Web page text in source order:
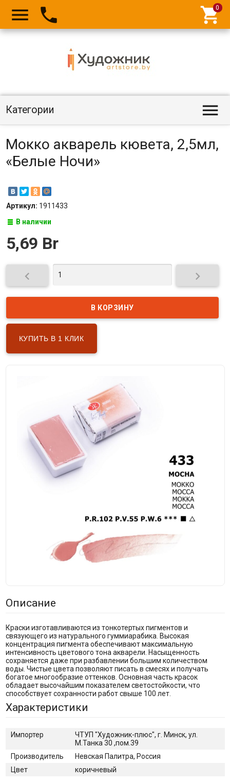
  
Категории 
Мокко акварель кювета, 2,5мл,
«Белые Ночи»
Артикул: 1911433
В наличии
5,69 Br
 
КУПИТЬ В 1 КЛИК
Описание
Краски изготавливаются из тонкотертых пигментов и
связующего из натурального гуммиарабика. Высокая
концентрация пигмента обеспечивают максимальную
интенсивность цветового тона акварели. Насыщенность
сохраняется даже при разбавлении большим количеством
воды. Чистые цвета позволяют писать в смесях и получать
богатое многообразие оттенков. Основная часть красок
обладает высочайшим показателем светостойкости, что
способствует сохранности работ свыше 100 лет.
Характеристики
Импортер
ЧТУП "Художник-плюс", г. Минск, ул.
М.Танка 30 ,пом.39
Производитель
Невская Палитра, Россия
Цвет
коричневый